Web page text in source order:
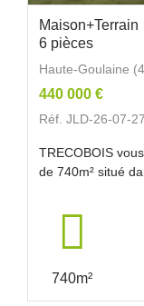
Maison+Terrain
6 pièces
Haute-Goulaine
440 000 €
Réf. JLD-26-07-
TRECOBOIS
de 740m² situé
740m²